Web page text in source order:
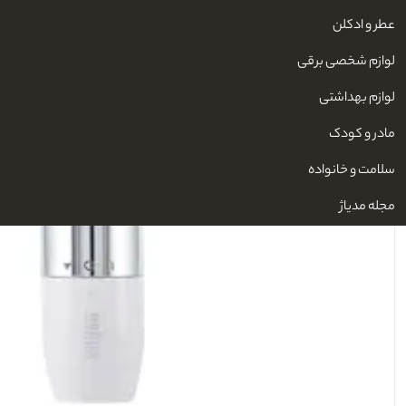
عطر و ادکلن
لوازم شخصی برقی
لوازم بهداشتی
مادر و کودک
سلامت و خانواده
مجله مدیاژ